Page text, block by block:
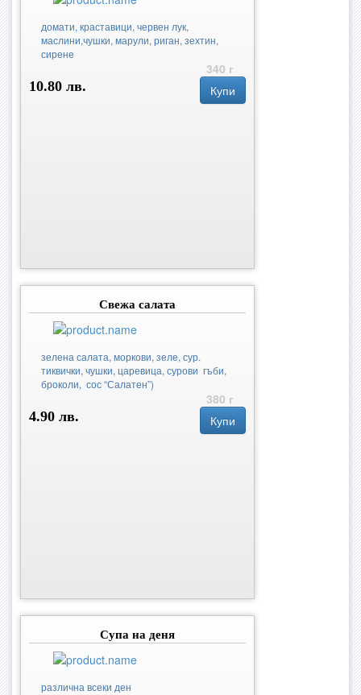
домати, краставици, червен лук,
маслини,чушки, марули, риган, зехтин,
сирене
340 г
10.80 лв.
Купи
Свежа салата
зелена салата, моркови, зеле, сур.
тиквички, чушки, царевица, сурови гъби,
броколи, сос “Салатен”)
380 г
4.90 лв.
Купи
Супа на деня
различна всеки ден